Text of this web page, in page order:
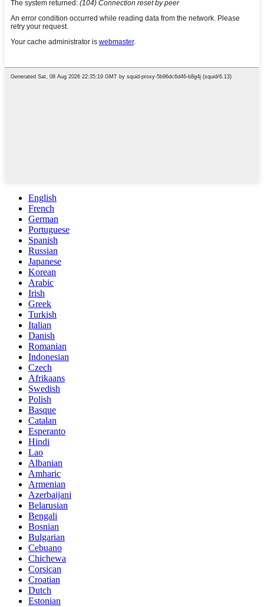
English
French
German
Portuguese
Spanish
Russian
Japanese
Korean
Arabic
Irish
Greek
Turkish
Italian
Danish
Romanian
Indonesian
Czech
Afrikaans
Swedish
Polish
Basque
Catalan
Esperanto
Hindi
Lao
Albanian
Amharic
Armenian
Azerbaijani
Belarusian
Bengali
Bosnian
Bulgarian
Cebuano
Chichewa
Corsican
Croatian
Dutch
Estonian